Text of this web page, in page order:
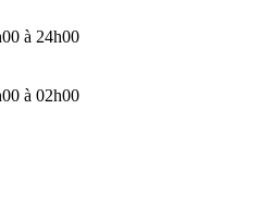
à 24h00
à 02h00